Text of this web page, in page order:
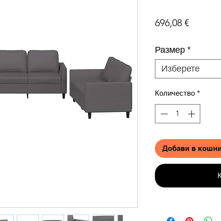
696,08 €Цена
Размер*
Изберете
Количество *
Добави в